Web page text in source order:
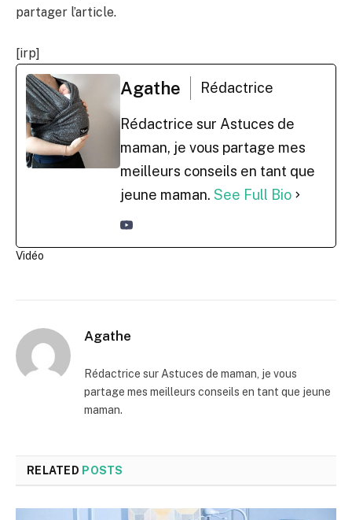
partager l’article.
[irp]
Agathe Rédactrice
Rédactrice sur Astuces de
maman, je vous partage mes
meilleurs conseils en tant que
jeune maman. See Full Bio
Vidéo
Agathe
Rédactrice sur Astuces de maman, je vous
partage mes meilleurs conseils en tant que jeune
maman.
RELATED POSTS